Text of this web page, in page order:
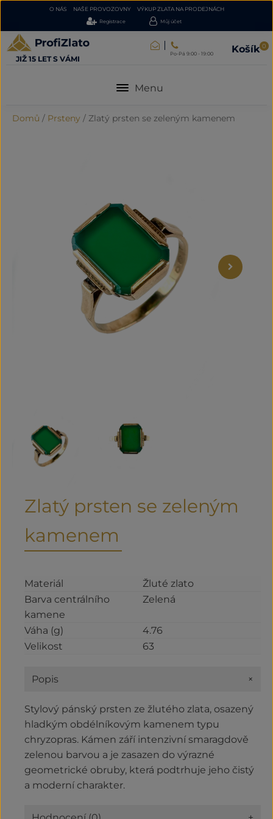
O NÁS NAŠE PROVOZOVNY VÝKUP ZLATA NA PRODEJNÁCH
Registrace Můj účet
JIŽ 15 LET S VÁMI
Po-Pá 9:00 - 19:00 Košík 0
Menu
Domů / Prsteny / Zlatý prsten se zeleným kamenem
Zlatý prsten se zeleným
kamenem
Materiál
Žluté zlato
Barva centrálního
kamene
Zelená
Váha (g)
4.76
Velikost
63
Popis +
Stylový pánský prsten ze žlutého zlata, osazený
hladkým obdélníkovým kamenem typu
chryzopras. Kámen září intenzivní smaragdově
zelenou barvou a je zasazen do výrazné
geometrické obruby, která podtrhuje jeho čistý
a moderní charakter.